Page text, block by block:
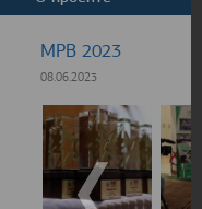
МРВ 2023
08.06.2023